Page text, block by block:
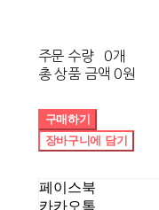
주문 수량
0개
총 상품 금액 0원
구매하기
장바구니에 담기
페이스북
카카오톡